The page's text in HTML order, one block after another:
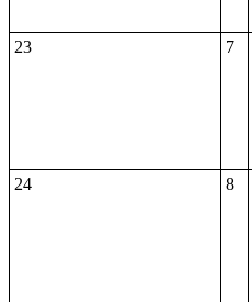
23 7
24 8